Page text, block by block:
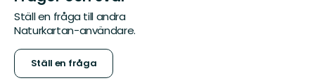
Ställ en fråga till andra
Naturkartan-användare.
Ställ en fråga